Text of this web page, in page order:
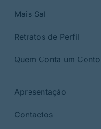
Mais Sal
Retratos de Perfil
Quem Conta um Conto
Apresentação
Contactos